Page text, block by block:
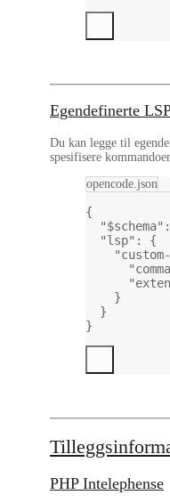
Egendefinerte
Du kan legge til
spesifisere
opencode.json
{
"$schema" :
"lsp" : {
}
}
}
PHP Intelephense